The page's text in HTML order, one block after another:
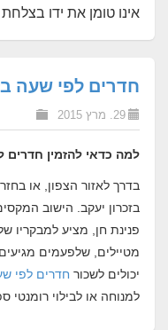
אינו טומן את ידו
חדרים לפי שעה
29. מרץ 2015
למה כדאי להזמין חדרים
בדרך לאזור הצפון, או
בזכרון יעקב. הישוב
פנינת חן, מציע למבקריו
מטיילים, שלפעמים
יכולים לשכור חדרים לפי
למנוחה או לבילוי רומנטי